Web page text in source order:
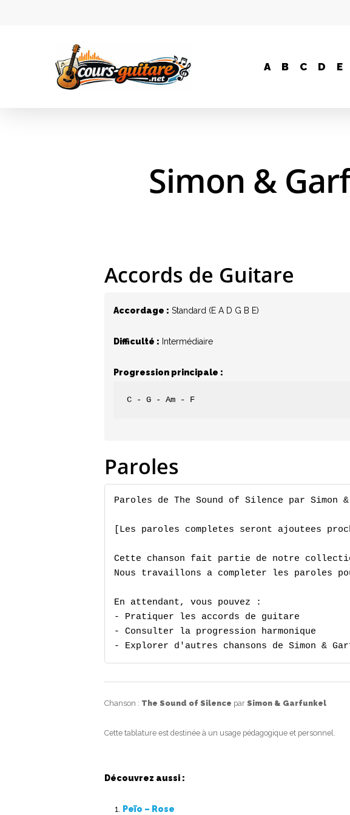
A B C D E
Simon &
Accords de Guitare
Accordage : Standard (E A D G B E)
Difficulté : Intermédiaire
Progression principale :
C - G - Am - F
Paroles
Paroles de The Sound of Silence par Simon
[Les paroles completes seront ajoutees
Cette chanson fait partie de notre
Nous travaillons a completer les paroles
En attendant, vous pouvez :
- Pratiquer les accords de guitare
- Consulter la progression harmonique
- Explorer d'autres chansons de Simon &
Chanson : The Sound of Silence par Simon & Garfunkel
Cette tablature est destinée à un usage pédagogique et personnel.
Découvrez aussi :
Peïo – Rose